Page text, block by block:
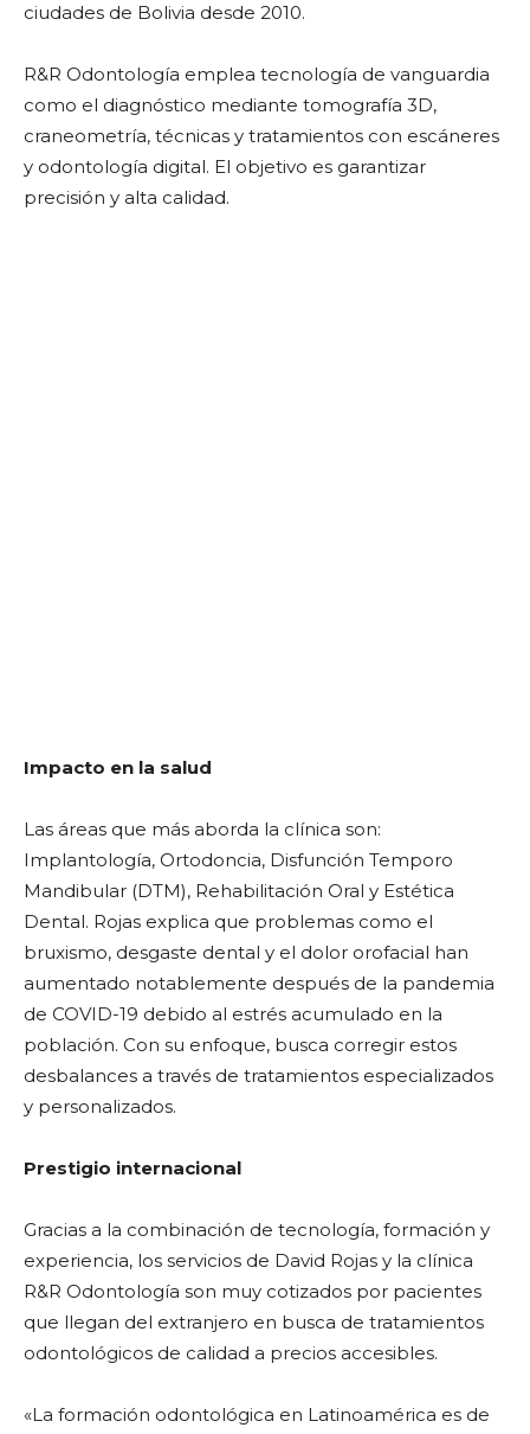
ciudades de Bolivia desde 2010.
R&R Odontología emplea tecnología de vanguardia
como el diagnóstico mediante tomografía 3D,
craneometría, técnicas y tratamientos con escáneres
y odontología digital. El objetivo es garantizar
precisión y alta calidad.
Impacto en la salud
Las áreas que más aborda la clínica son:
Implantología, Ortodoncia, Disfunción Temporo
Mandibular (DTM), Rehabilitación Oral y Estética
Dental. Rojas explica que problemas como el
bruxismo, desgaste dental y el dolor orofacial han
aumentado notablemente después de la pandemia
de COVID-19 debido al estrés acumulado en la
población. Con su enfoque, busca corregir estos
desbalances a través de tratamientos especializados
y personalizados.
Prestigio internacional
Gracias a la combinación de tecnología, formación y
experiencia, los servicios de David Rojas y la clínica
R&R Odontología son muy cotizados por pacientes
que llegan del extranjero en busca de tratamientos
odontológicos de calidad a precios accesibles.
«La formación odontológica en Latinoamérica es de